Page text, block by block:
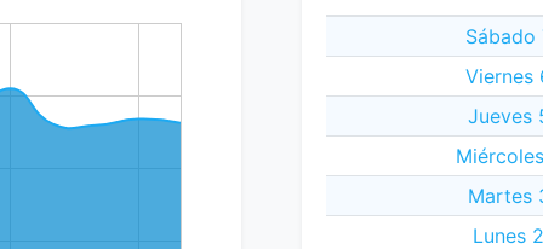
Sábado
Viernes
Jueves
Martes
Lunes